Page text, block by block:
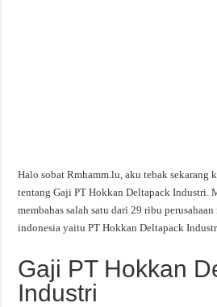
Halo sobat Rmhamm.lu, aku tebak sekarang
tentang Gaji PT Hokkan Deltapack Industri.
membahas salah satu dari 29 ribu
indonesia yaitu PT Hokkan Deltapack
Gaji PT Hokkan
Industri